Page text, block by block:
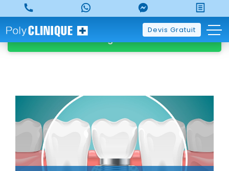
to
content
Devis Gratuit
Klicken Sie für ein kostenloses Whatsapp-
Angebot